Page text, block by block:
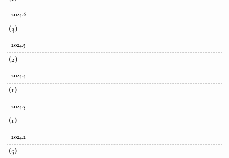
2024.6
(3)
2024.5
(2)
2024.4
(1)
2024.3
(1)
2024.2
(5)